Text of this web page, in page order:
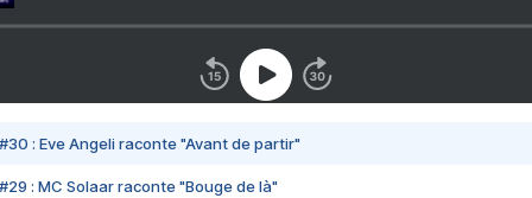
#30 : Eve Angeli raconte "Avant de partir"
#29 : MC Solaar raconte "Bouge de là"